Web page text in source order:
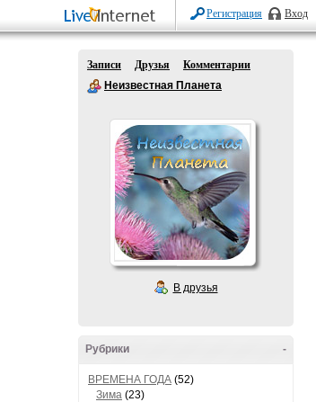
Регистрация Вход
Записи Друзья
Комментарии
Неизвестная Планета
В друзья
-
Рубрики
ВРЕМЕНА ГОДА (52)
Зима (23)